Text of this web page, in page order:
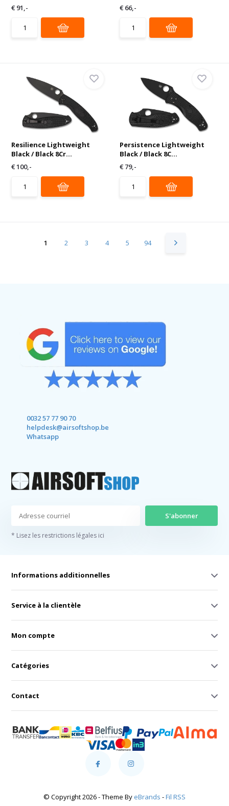
€ 91,-
€ 66,-
Resilience Lightweight
Black / Black 8Cr...
€ 100,-
Persistence Lightweight
Black / Black 8C...
€ 79,-
1 2 3 4 5 94
0032 57 77 90 70
helpdesk@airsoftshop.be
Whatsapp
S'abonner
* Lisez les restrictions légales ici
Informations additionnelles
Service à la clientèle
Mon compte
Catégories
Contact
© Copyright 2026 - Theme By eBrands -Fil RSS